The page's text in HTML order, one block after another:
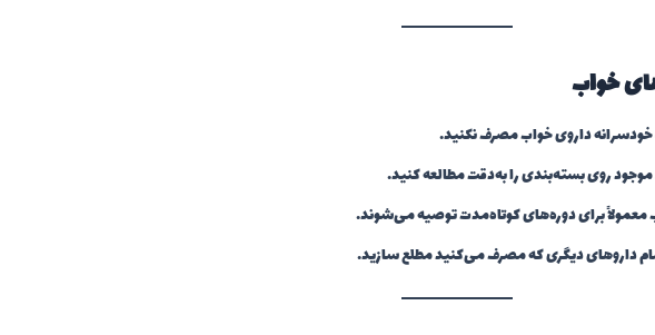
خواب
داروی خواب مصرف نکنید.
موجود روی بسته‌بندی را به‌دقت مطالعه کنید.
معمولاً برای دوره‌های کوتاه‌مدت توصیه می‌شوند.
داروهای دیگری که مصرف می‌کنید مطلع سازید.